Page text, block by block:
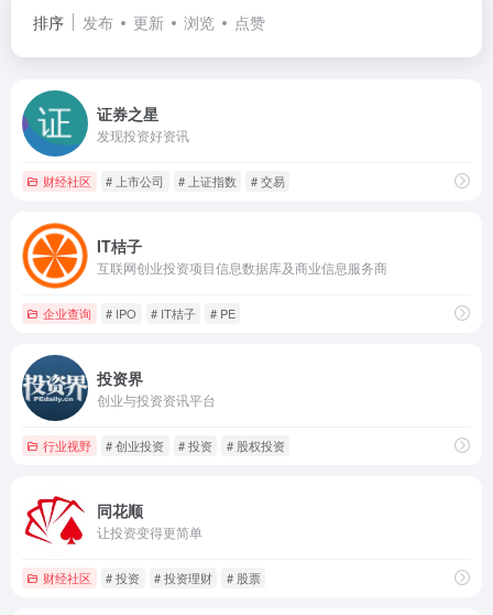
排序 发布 更新 浏览 点赞
证券之星
发现投资好资讯
财经社区 # 上市公司 # 上证指数 # 交易
IT桔子
互联网创业投资项目信息数据库及商业信息服务商
企业查询 # IPO # IT桔子 # PE
投资界
创业与投资资讯平台
行业视野 # 创业投资 # 投资 # 股权投资
同花顺
让投资变得更简单
财经社区 # 投资 # 投资理财 # 股票